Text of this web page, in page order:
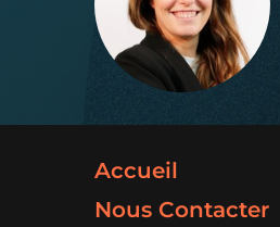
Accueil
Nous Contacter